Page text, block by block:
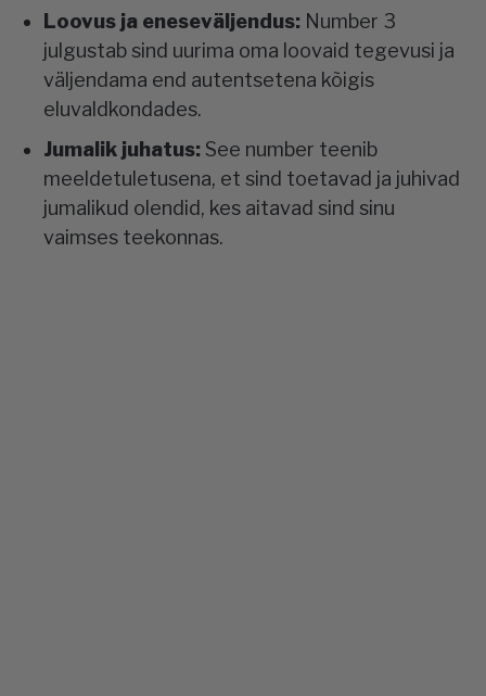
Loovus ja eneseväljendus: Number 3
julgustab sind uurima oma loovaid tegevusi ja
väljendama end autentsetena kõigis
eluvaldkondades.
Jumalik juhatus: See number teenib
meeldetuletusena, et sind toetavad ja juhivad
jumalikud olendid, kes aitavad sind sinu
vaimses teekonnas.